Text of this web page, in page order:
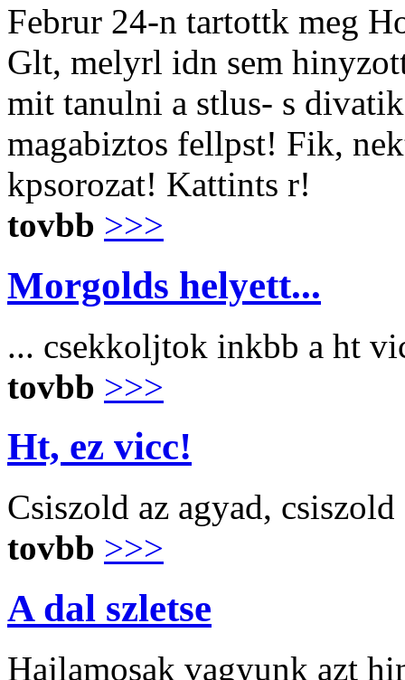
Februr 24-n tartottk meg
Glt, melyrl idn sem
mit tanulni a stlus- s
magabiztos fellpst! Fik,
kpsorozat! Kattints r!
tovbb >>>
Morgolds helyett...
... csekkoljtok inkbb a ht
tovbb >>>
Ht, ez vicc!
Csiszold az agyad,
tovbb >>>
A dal szletse
Hajlamosak vagyunk azt